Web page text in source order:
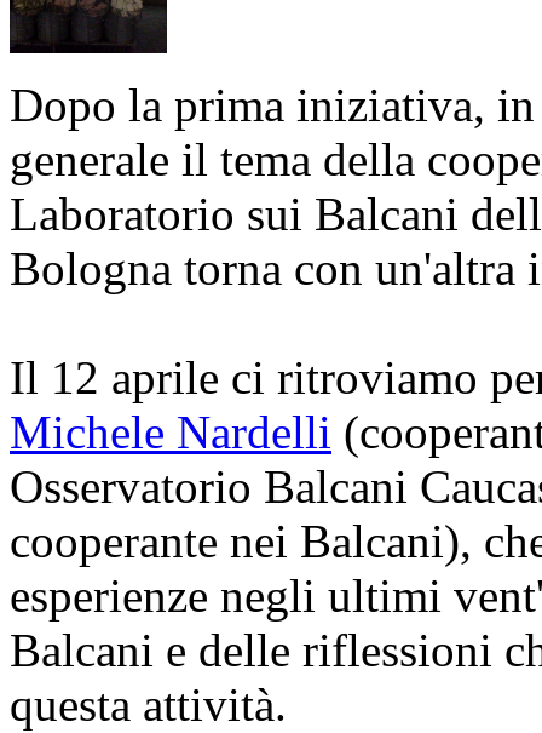
Dopo la prima iniziativa,
generale il tema della
Laboratorio sui Balcani
Bologna torna con un'altra
Il 12 aprile ci ritroviamo
Michele Nardelli
Osservatorio Balcani
cooperante nei Balcani),
esperienze negli ultimi
Balcani e delle riflessioni
questa attività.